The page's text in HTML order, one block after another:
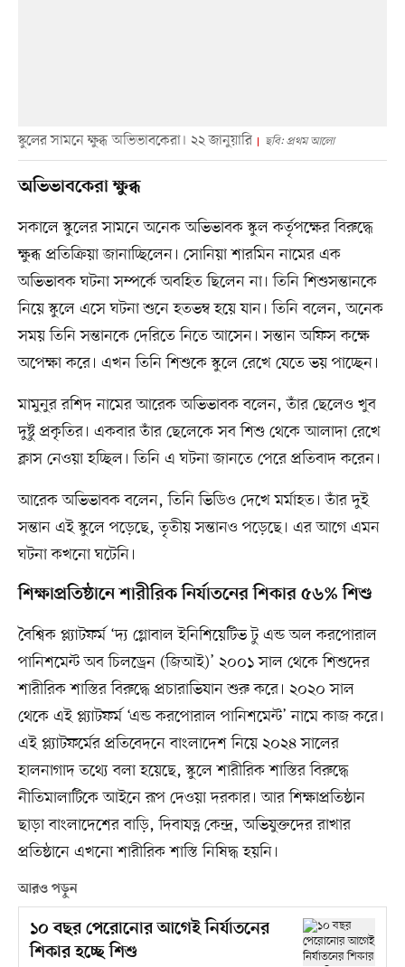
স্কুলের সামনে ক্ষুব্ধ অভিভাবকেরা। ২২ জানুয়ারি ছবি: প্রথম আলো
অভিভাবকেরা ক্ষুব্ধ
সকালে স্কুলের সামনে অনেক অভিভাবক স্কুল কর্তৃপক্ষের বিরুদ্ধে
ক্ষুব্ধ প্রতিক্রিয়া জানাচ্ছিলেন। সোনিয়া শারমিন নামের এক
অভিভাবক ঘটনা সম্পর্কে অবহিত ছিলেন না। তিনি শিশুসন্তানকে
নিয়ে স্কুলে এসে ঘটনা শুনে হতভম্ব হয়ে যান। তিনি বলেন, অনেক
সময় তিনি সন্তানকে দেরিতে নিতে আসেন। সন্তান অফিস কক্ষে
অপেক্ষা করে। এখন তিনি শিশুকে স্কুলে রেখে যেতে ভয় পাচ্ছেন।
মামুনুর রশিদ নামের আরেক অভিভাবক বলেন, তাঁর ছেলেও খুব
দুষ্টু প্রকৃতির। একবার তাঁর ছেলেকে সব শিশু থেকে আলাদা রেখে
ক্লাস নেওয়া হচ্ছিল। তিনি এ ঘটনা জানতে পেরে প্রতিবাদ করেন।
আরেক অভিভাবক বলেন, তিনি ভিডিও দেখে মর্মাহত। তাঁর দুই
সন্তান এই স্কুলে পড়েছে, তৃতীয় সন্তানও পড়েছে। এর আগে এমন
ঘটনা কখনো ঘটেনি।
শিক্ষাপ্রতিষ্ঠানে শারীরিক নির্যাতনের শিকার ৫৬% শিশু
বৈশ্বিক প্ল্যাটফর্ম ‘দ্য গ্লোবাল ইনিশিয়েটিভ টু এন্ড অল করপোরাল
পানিশমেন্ট অব চিলড্রেন (জিআই)’ ২০০১ সাল থেকে শিশুদের
শারীরিক শাস্তির বিরুদ্ধে প্রচারাভিযান শুরু করে। ২০২০ সাল
থেকে এই প্ল্যাটফর্ম ‘এন্ড করপোরাল পানিশমেন্ট’ নামে কাজ করে।
এই প্ল্যাটফর্মের প্রতিবেদনে বাংলাদেশ নিয়ে ২০২৪ সালের
হালনাগাদ তথ্যে বলা হয়েছে, স্কুলে শারীরিক শাস্তির বিরুদ্ধে
নীতিমালাটিকে আইনে রূপ দেওয়া দরকার। আর শিক্ষাপ্রতিষ্ঠান
ছাড়া বাংলাদেশের বাড়ি, দিবাযত্ন কেন্দ্র, অভিযুক্তদের রাখার
প্রতিষ্ঠানে এখনো শারীরিক শাস্তি নিষিদ্ধ হয়নি।
আরও পড়ুন
১০ বছর পেরোনোর আগেই নির্যাতনের
শিকার হচ্ছে শিশু